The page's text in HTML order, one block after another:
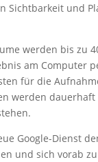
Sichtbarkeit und
werden bis zu
am Computer
für die
werden
Google-Dienst
und sich vorab